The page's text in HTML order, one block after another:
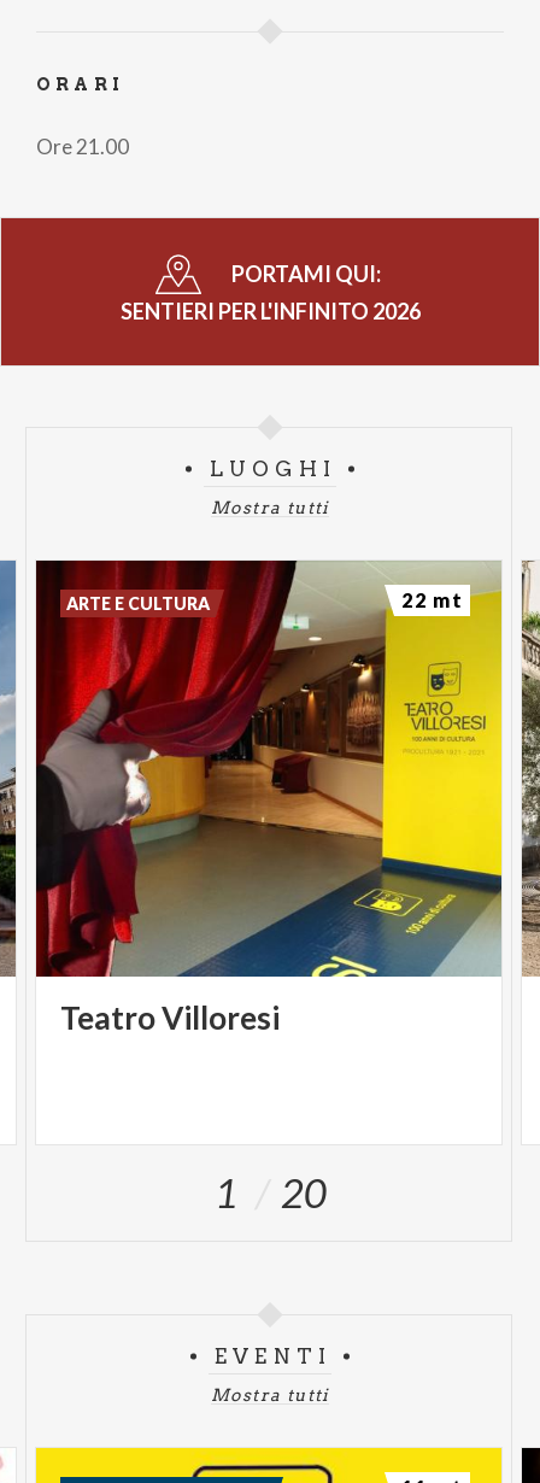
ORARI
Ore 21.00
PORTAMI QUI:
SENTIERI PER L'INFINITO 2026
LUOGHI
Mostra tutti
TeatroVilloresi
ARTE E CULTURA 22 mt
1 20
EVENTI
Mostra tutti